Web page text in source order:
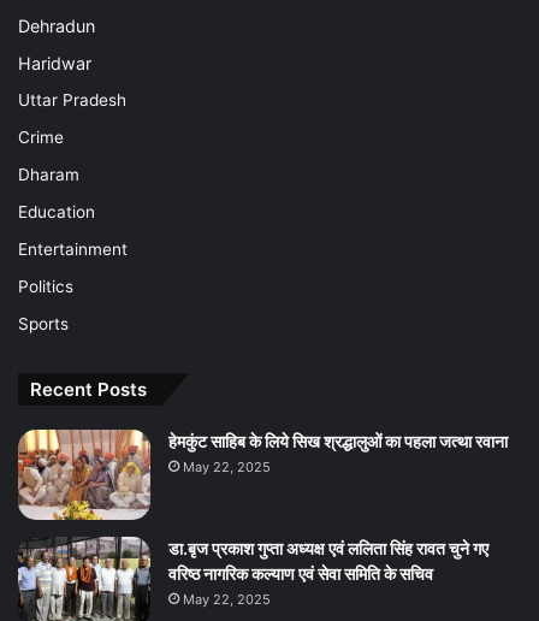
Dehradun
Haridwar
Uttar Pradesh
Crime
Dharam
Education
Entertainment
Politics
Sports
Recent Posts
हेमकुंट साहिब के लिये सिख श्रद्धालुओं का पहला जत्था रवाना
May 22, 2025
डा.बृज प्रकाश गुप्ता अध्यक्ष एवं ललिता सिंह रावत चुने गए
वरिष्ठ नागरिक कल्याण एवं सेवा समिति के सचिव
May 22, 2025